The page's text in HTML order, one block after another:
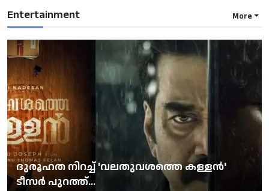
Entertainment More
ദുരൂഹത നിറച്ച് 'വലതുവശത്തെ കള്ളന്‍'
ടീസര്‍ പുറത്ത്...